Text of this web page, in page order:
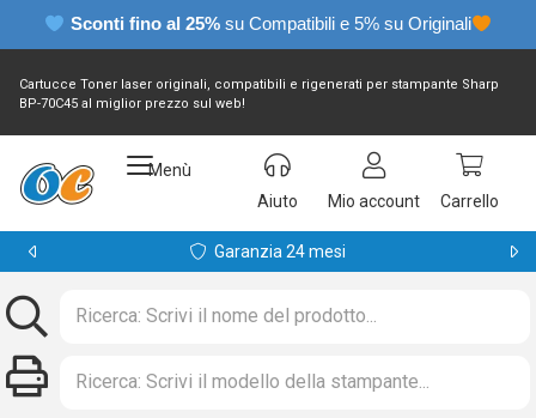
Sconti fino al 25% su Compatibili e 5% su Originali
Cartucce Toner laser originali, compatibili e rigenerati per stampante Sharp
BP-70C45 al miglior prezzo sul web!
Menù
Aiuto
Mio account Carrello
Garanzia 24 mesi